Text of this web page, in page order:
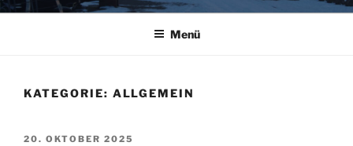
Menü
KATEGORIE: ALLGEMEIN
VERÖFFENTLICHT
20. OKTOBER 2025